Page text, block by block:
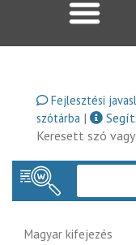
Fejlesztési
szótárba |
Keresett szó
Magyar kifejezés